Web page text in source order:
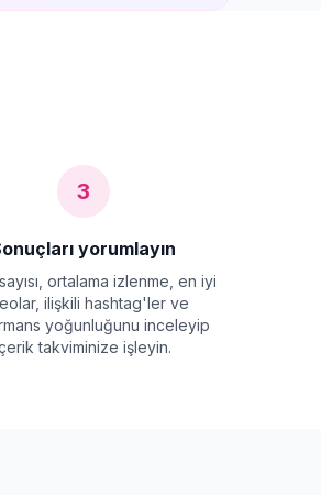
3
yorumlayın
ortalama izlenme, en iyi
ilişkili hashtag'ler ve
yoğunluğunu inceleyip
takviminize işleyin.